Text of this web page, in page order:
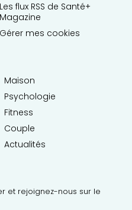
Les flux RSS de Santé+
Magazine
Gérer mes cookies
Maison
Psychologie
Fitness
Couple
Actualités
et rejoignez-nous sur le